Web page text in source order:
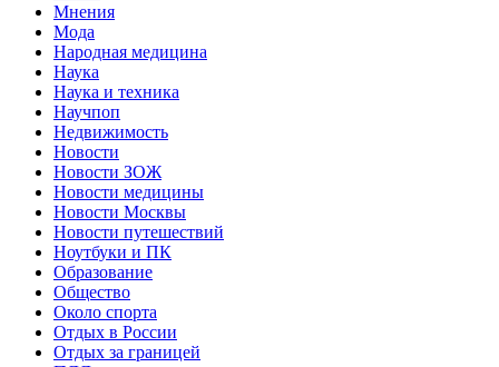
Мнения
Мода
Народная медицина
Наука
Наука и техника
Научпоп
Недвижимость
Новости
Новости ЗОЖ
Новости медицины
Новости Москвы
Новости путешествий
Ноутбуки и ПК
Образование
Общество
Около спорта
Отдых в России
Отдых за границей